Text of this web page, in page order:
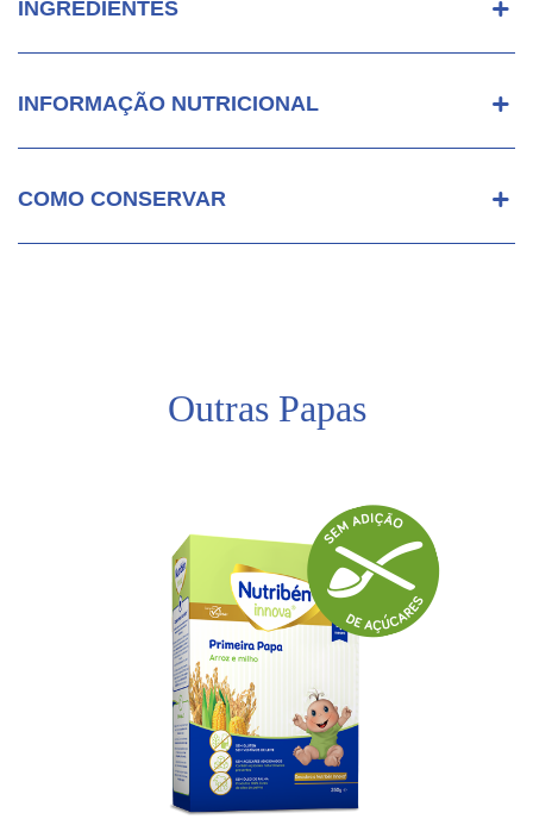
INGREDIENTES
INFORMAÇÃO NUTRICIONAL
COMO CONSERVAR
Outras Papas